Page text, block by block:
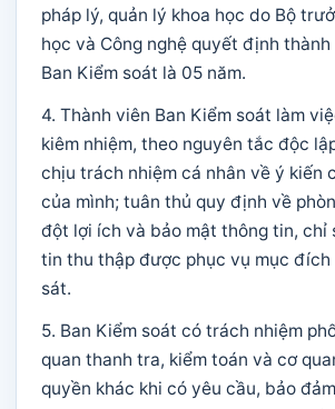
pháp lý, quản lý khoa học do Bộ
học và Công nghệ quyết định thành
Ban Kiểm soát là 05 năm.
4. Thành viên Ban Kiểm soát làm
kiêm nhiệm, theo nguyên tắc độc
chịu trách nhiệm cá nhân về ý kiến
của mình; tuân thủ quy định về
đột lợi ích và bảo mật thông tin, chỉ
tin thu thập được phục vụ mục đích
sát.
5. Ban Kiểm soát có trách nhiệm
quan thanh tra, kiểm toán và cơ
quyền khác khi có yêu cầu, bảo